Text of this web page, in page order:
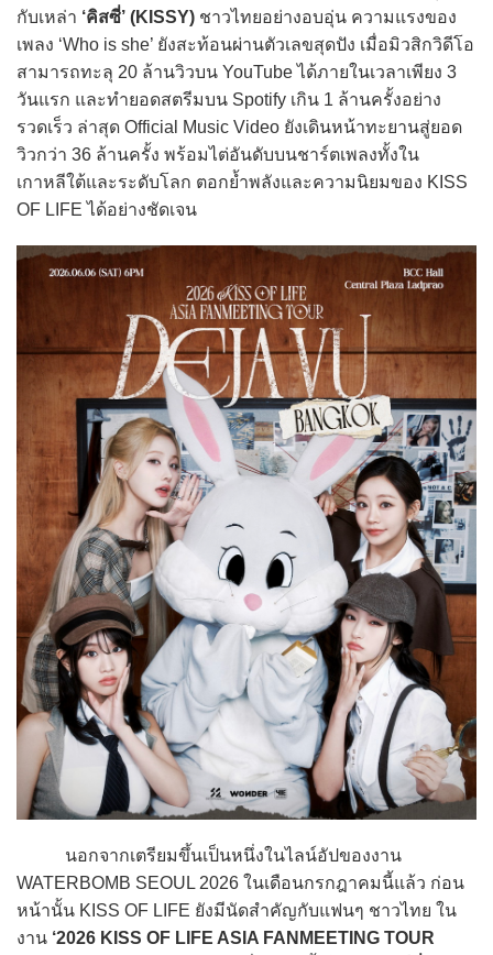
กับเหล่า ‘คิสซี่’ (KISSY) ชาวไทยอย่างอบอุ่น ความแรงของ
เพลง ‘Who is she’ ยังสะท้อนผ่านตัวเลขสุดปัง เมื่อมิวสิกวิดีโอ
สามารถทะลุ 20 ล้านวิวบน YouTube ได้ภายในเวลาเพียง 3
วันแรก และทำยอดสตรีมบน Spotify เกิน 1 ล้านครั้งอย่าง
รวดเร็ว ล่าสุด Official Music Video ยังเดินหน้าทะยานสู่ยอด
วิวกว่า 36 ล้านครั้ง พร้อมไต่อันดับบนชาร์ตเพลงทั้งใน
เกาหลีใต้และระดับโลก ตอกย้ำพลังและความนิยมของ KISS
OF LIFE ได้อย่างชัดเจน
นอกจากเตรียมขึ้นเป็นหนึ่งในไลน์อัปของงาน
WATERBOMB SEOUL 2026 ในเดือนกรกฎาคมนี้แล้ว ก่อน
หน้านั้น KISS OF LIFE ยังมีนัดสำคัญกับแฟนๆ ชาวไทย ใน
งาน ‘2026 KISS OF LIFE ASIA FANMEETING TOUR